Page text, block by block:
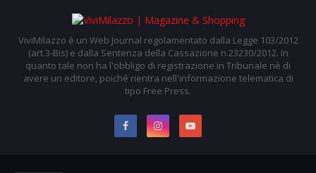
ViviMilazzo è un Web Journal regolamentato dalla Legge 103/2012
(art.3-Bis) e dalla Sentenza della Cassazione n.23230/2012. In
quanto tale non ha l'obbligo di registrazione in Tribunale nè di
avere un editore, poiché rientra nell'informazione telematica di
tipo Free Press.